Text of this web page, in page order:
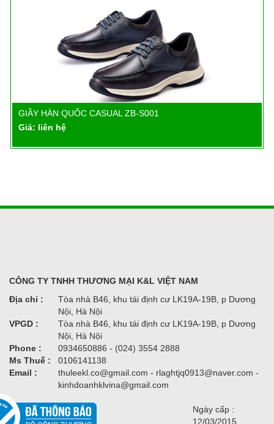
Chi tiết
GIẦY HÀN QUỐC CASUAL ZB-S001
Giá: liên hệ
CÔNG TY TNHH THƯƠNG MẠI K&L VIỆT NAM
Địa chỉ :
Tòa nhà B46, khu tái định cư LK19A-19B, p Dương
Nội, Hà Nội
VPGD :
Tòa nhà B46, khu tái định cư LK19A-19B, p Dương
Nội, Hà Nội
Phone :
0934650886 - (024) 3554 2888
Ms Thuế :
0106141138
Email :
thuleekl.co@gmail.com - rlaghtjq0913@naver.com -
kinhdoanhklvina@gmail.com
Ngày cấp :
12/03/2015